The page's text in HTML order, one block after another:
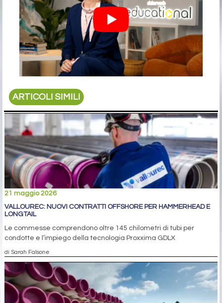
ARTICOLI SIMILI
21 maggio 2026
VALLOUREC: NUOVI CONTRATTI OFFSHORE PER HAMMERHEAD E
LONGTAIL
Le commesse comprendono oltre 145 chilometri di tubi per
condotte e l’impiego della tecnologia Proxxima GDLX
di Sarah Falsone